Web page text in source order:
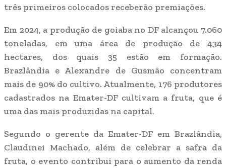
três primeiros colocados receberão premiações.
Em 2024, a produção de goiaba no DF alcançou 7.060
toneladas, em uma área de produção de 434
hectares, dos quais 35 estão em formação.
Brazlândia e Alexandre de Gusmão concentram
mais de 90% do cultivo. Atualmente, 176 produtores
cadastrados na Emater-DF cultivam a fruta, que é
uma das mais produzidas na capital.
Segundo o gerente da Emater-DF em Brazlândia,
Claudinei Machado, além de celebrar a safra da
fruta, o evento contribui para o aumento da renda